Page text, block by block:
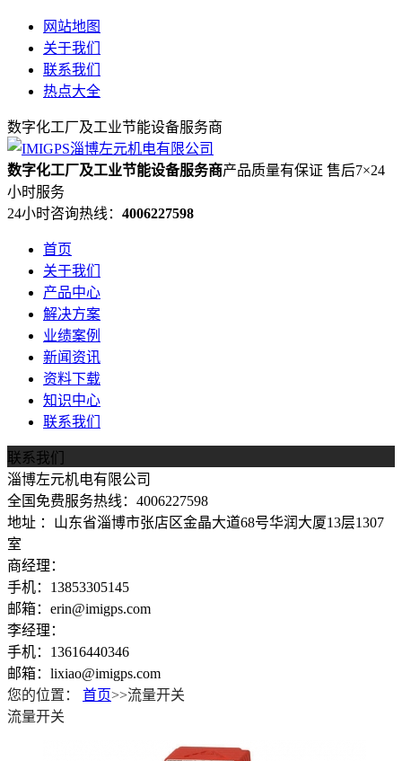
网站地图
关于我们
联系我们
热点大全
数字化工厂及工业节能设备服务商
数字化工厂及工业节能设备服务商产品质量有保证 售后7×24
小时服务
24小时咨询热线： 4006227598
首页
关于我们
产品中心
解决方案
业绩案例
新闻资讯
资料下载
知识中心
联系我们
联系我们
淄博左元机电有限公司
全国免费服务热线：4006227598
地址 ：山东省淄博市张店区金晶大道68号华润大厦13层1307
室
商经理：
手机：13853305145
邮箱：erin@imigps.com
李经理：
手机：13616440346
邮箱：lixiao@imigps.com
您的位置：
首页>>流量开关
流量开关